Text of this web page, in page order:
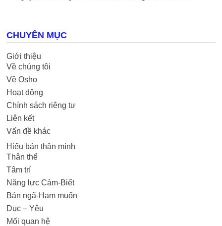
CHUYÊN MỤC
Giới thiệu
Về chúng tôi
Về Osho
Hoạt động
Chính sách riêng tư
Liên kết
Vấn đề khác
Hiểu bản thân mình
Thân thể
Tâm trí
Năng lực Cảm-Biết
Bản ngã-Ham muốn
Dục – Yêu
Mối quan hệ